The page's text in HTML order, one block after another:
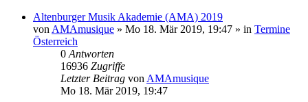
Altenburger Musik Akademie (AMA) 2019
von AMAmusique » Mo 18. Mär 2019, 19:47 » in Termine
Österreich
0 Antworten
16936 Zugriffe
Letzter Beitrag von AMAmusique
Mo 18. Mär 2019, 19:47